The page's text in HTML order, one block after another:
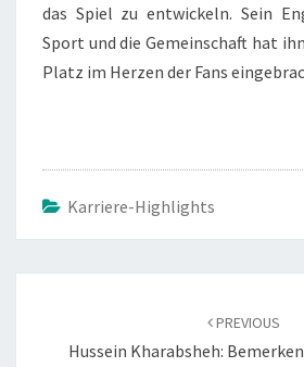
das Spiel zu entwickeln. Sein
Sport und die Gemeinschaft hat
Platz im Herzen der Fans
Karriere-Highlights
PREVIOUS
Hussein Kharabsheh: